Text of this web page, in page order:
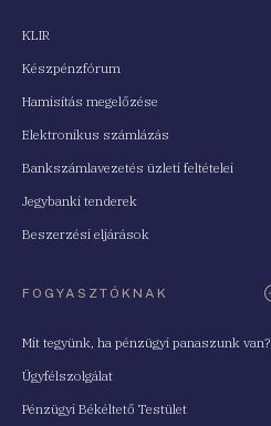
KLIR
Készpénzfórum
Hamisítás megelőzése
Elektronikus számlázás
Bankszámlavezetés üzleti feltételei
Jegybanki tenderek
Beszerzési eljárások
FOGYASZTÓKNAK
Mit tegyünk, ha pénzügyi panaszunk van?
Ügyfélszolgálat
Pénzügyi Békéltető Testület